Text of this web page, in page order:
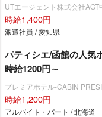
UTエージェント株式会社AGT
時給1,400円
派遣社員 / 愛知県
パティシエ/函館の人気
時給1200円～
プレミアホテル-CABIN
時給1,200円
アルバイト・パート / 北海道